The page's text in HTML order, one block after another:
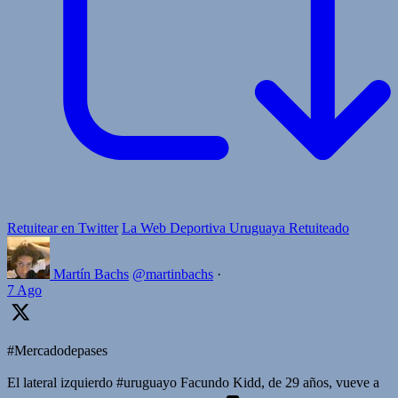
Retuitear en Twitter La Web Deportiva Uruguaya Retuiteado
Martín Bachs @martinbachs ·
7 Ago
#Mercadodepases
El lateral izquierdo #uruguayo Facundo Kidd, de 29 años, vueve a